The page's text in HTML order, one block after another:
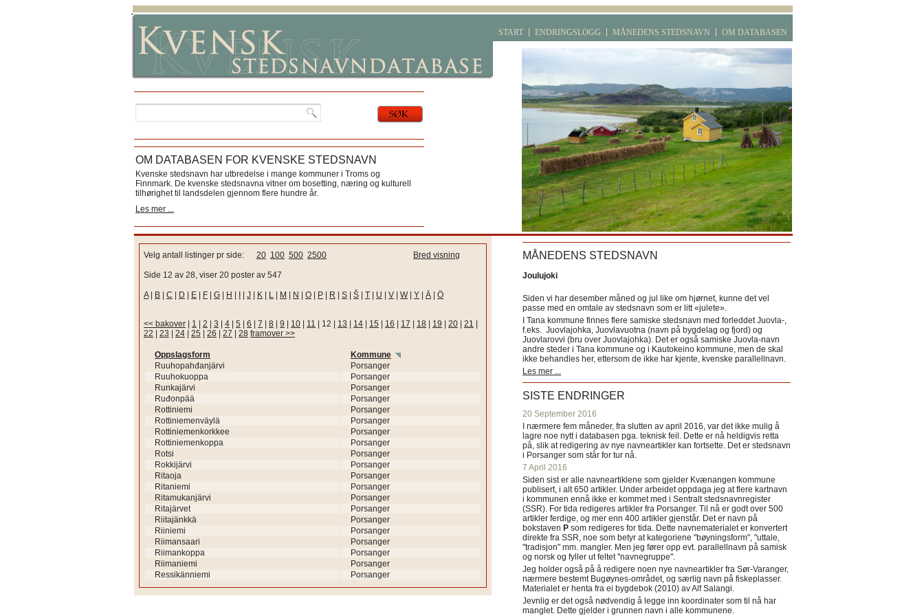
OM DATABASEN FOR KVENSKE STEDSNAVN
Kvenske stedsnavn har utbredelse i mange kommuner i Troms og
Finnmark. De kvenske stedsnavna vitner om bosetting, næring og kulturell
tilhørighet til landsdelen gjennom flere hundre år.
Les mer ...
START ENDRINGSLOGG MÅNEDENS STEDSNAVN OM DATABASEN
Bred visning
Velg antall listinger pr side: 20 100 500 2500
Side 12 av 28, viser 20 poster av 547
A| B C D E F G H J K L M N O P R S Š T U V W| Y Ä Ö
<< bakover 1 2 3 4 5 6 7 8 9 10 11 12 13 14 15 16 17 18 19 20 21
22
23 24 25 26 27 28 framover >>
Oppslagsform
Kommune
Ruuhopahđanjärvi
Porsanger
Ruuhokuoppa
Porsanger
Runkajärvi
Porsanger
Ruđonpää
Porsanger
Rottiniemi
Porsanger
Rottiniemenväylä
Porsanger
Rottiniemenkorkkee
Porsanger
Rottiniemenkoppa
Porsanger
Rotsi
Porsanger
Rokkijärvi
Porsanger
Ritaoja
Porsanger
Ritaniemi
Porsanger
Ritamukanjärvi
Porsanger
Ritajärvet
Porsanger
Riitajänkkä
Porsanger
Riiniemi
Porsanger
Riimansaari
Porsanger
Riimankoppa
Porsanger
Riimaniemi
Porsanger
Ressikänniemi
Porsanger
MÅNEDENS STEDSNAVN
Joulujoki
Siden vi har desember måned og jul like om hjørnet, kunne det vel
passe med en omtale av stedsnavn som er litt «julete».
I Tana kommune finnes flere samiske stedsnavn med forleddet Juovla-,
f.eks. Juovlajohka, Juovlavuotna (navn på bygdelag og fjord) og
Juovlarovvi (bru over Juovlajohka). Det er også samiske Juovla-navn
andre steder i Tana kommune og i Kautokeino kommune, men de skal
ikke behandles her, ettersom de ikke har kjente, kvenske parallellnavn.
Les mer ...
SISTE ENDRINGER
20 September 2016
I nærmere fem måneder, fra slutten av april 2016, var det ikke mulig å
lagre noe nytt i databasen pga. teknisk feil. Dette er nå heldigvis retta
på, slik at redigering av nye navneartikler kan fortsette. Det er stedsnavn
i Porsanger som står for tur nå.
7 April 2016
Siden sist er alle navneartiklene som gjelder Kvænangen kommune
publisert, i alt 650 artikler. Under arbeidet oppdaga jeg at flere kartnavn
i kommunen ennå ikke er kommet med i Sentralt stedsnavnregister
(SSR). For tida redigeres artikler fra Porsanger. Til nå er godt over 500
artikler ferdige, og mer enn 400 artikler gjenstår. Det er navn på
bokstaven P som redigeres for tida. Dette navnematerialet er konvertert
direkte fra SSR, noe som betyr at kategoriene "bøyningsform", "uttale,
"tradisjon" mm. mangler. Men jeg fører opp evt. parallellnavn på samisk
og norsk og fyller ut feltet "navnegruppe".
Jeg holder også på å redigere noen nye navneartikler fra Sør-Varanger,
nærmere bestemt Bugøynes-området, og særlig navn på fiskeplasser.
Materialet er henta fra ei bygdebok (2010) av Alf Salangi.
Jevnlig er det også nødvendig å legge inn koordinater som til nå har
manglet. Dette gjelder i grunnen navn i alle kommunene.